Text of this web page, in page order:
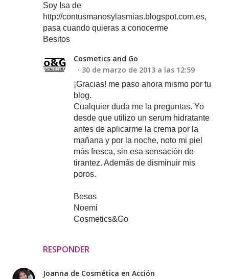
Soy Isa de
http://contusmanosylasmias.blogspot.com.es,
pasa cuando quieras a conocerme
Besitos
RESPONDER
Cosmetics and Go
30 de marzo de 2013 a las 12:59
¡Gracias! me paso ahora mismo por tu
blog.
Cualquier duda me la preguntas. Yo
desde que utilizo un serum hidratante
antes de aplicarme la crema por la
mañana y por la noche, noto mi piel
más fresca, sin esa sensación de
tirantez. Además de disminuir mis
poros.
Besos
Noemi
Cosmetics&Go
Joanna de Cosmética en Acción